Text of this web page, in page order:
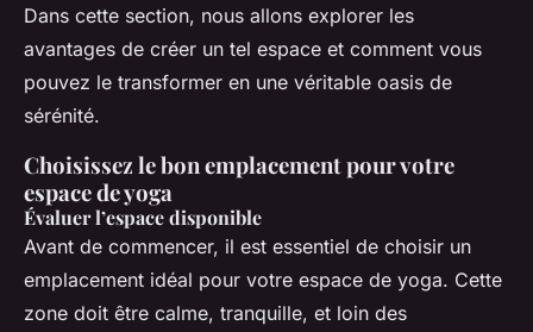
Dans cette section, nous allons explorer les
avantages de créer un tel espace et comment vous
pouvez le transformer en une véritable oasis de
sérénité.
Choisissez le bon emplacement pour votre
espace de yoga
Évaluer l’espace disponible
Avant de commencer, il est essentiel de choisir un
emplacement idéal pour votre espace de yoga. Cette
zone doit être calme, tranquille, et loin des